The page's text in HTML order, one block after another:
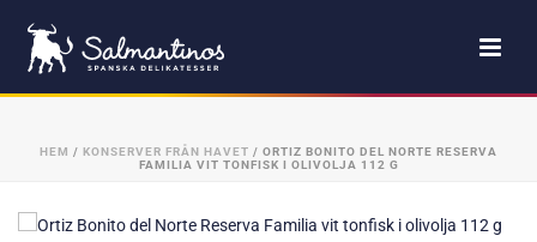
HEM / KONSERVER FRÅN HAVET / ORTIZ BONITO DEL NORTE RESERVA
FAMILIA VIT TONFISK I OLIVOLJA 112 G